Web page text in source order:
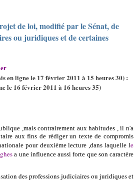
de loi, modifié par le Sénat, de
ou juridiques et de certaines
en ligne le 17 février 2011 à 15 heures 30) :
le 16 février 2011 à 16 heures 35)
,mais contrairement aux habitudes , il n'a
aux fins de rédiger un texte de compromis
pour deuxième lecture ,dans laquelle le
a une influence aussi forte que son caractère
des professions judiciaires ou juridiques et